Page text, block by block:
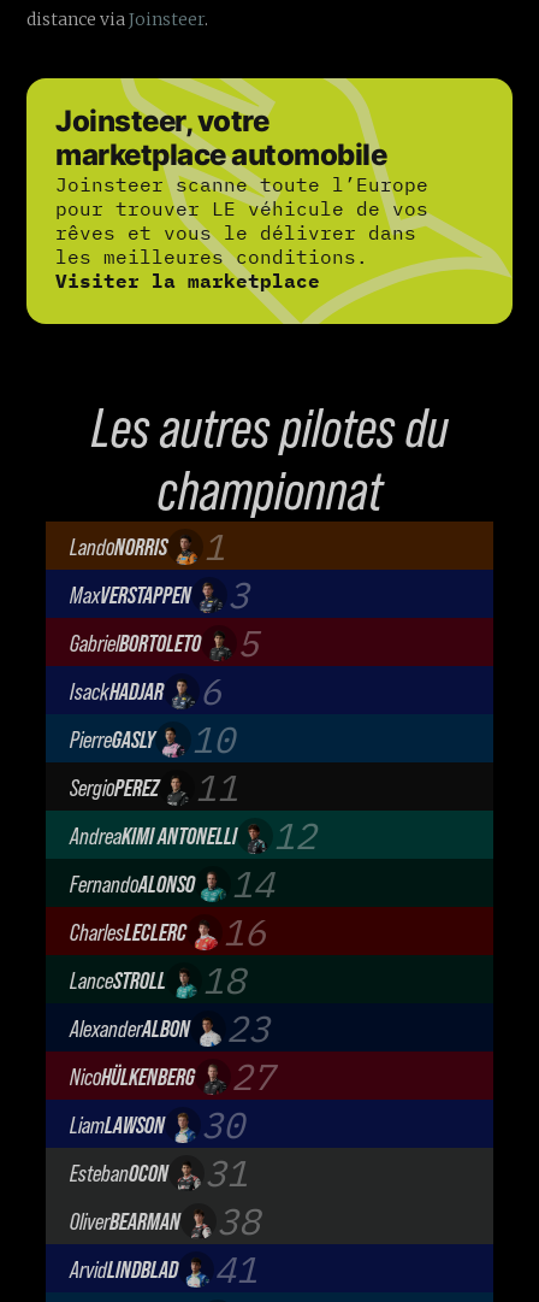
distance viaJoinsteer.
Joinsteer, votre
marketplace automobile
Joinsteer scanne toute l’Europe
pour trouver LE véhicule de vos
rêves et vous le délivrer dans
les meilleures conditions.
Visiter la marketplace
Les autres pilotes du
championnat
LandoNORRIS 1
McLaren Mastercard F1 Team
MaxVERSTAPPEN 3
Oracle Red Bull Racing
GabrielBORTOLETO 5
Audi Revolut F1 Team
IsackHADJAR 6
Oracle Red Bull Racing
PierreGASLY 10
BWT Alpine Formula One Team
SergioPEREZ 11
Cadillac Formula 1 Team
AndreaKIMI ANTONELLI 12
Mercedes-AMG Petronas F1 Team
FernandoALONSO 14
Aston Martin Aramco F1 Team
CharlesLECLERC 16
Scuderia Ferrari
LanceSTROLL 18
Aston Martin Aramco F1 Team
AlexanderALBON 23
Atlassian Williams F1 Team
NicoHÜLKENBERG 27
Audi Revolut F1 Team
LiamLAWSON 30
Visa Cash App Racing Bulls
EstebanOCON 31
TGR Haas F1 Team
OliverBEARMAN 38
TGR Haas F1 Team
ArvidLINDBLAD 41